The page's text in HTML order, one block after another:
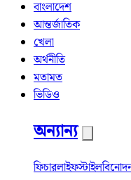
বাংলাদেশ
আন্তর্জাতিক
খেলা
অর্থনীতি
মতামত
ভিডিও
অন্যান্য
ফিচারলাইফস্টাইল